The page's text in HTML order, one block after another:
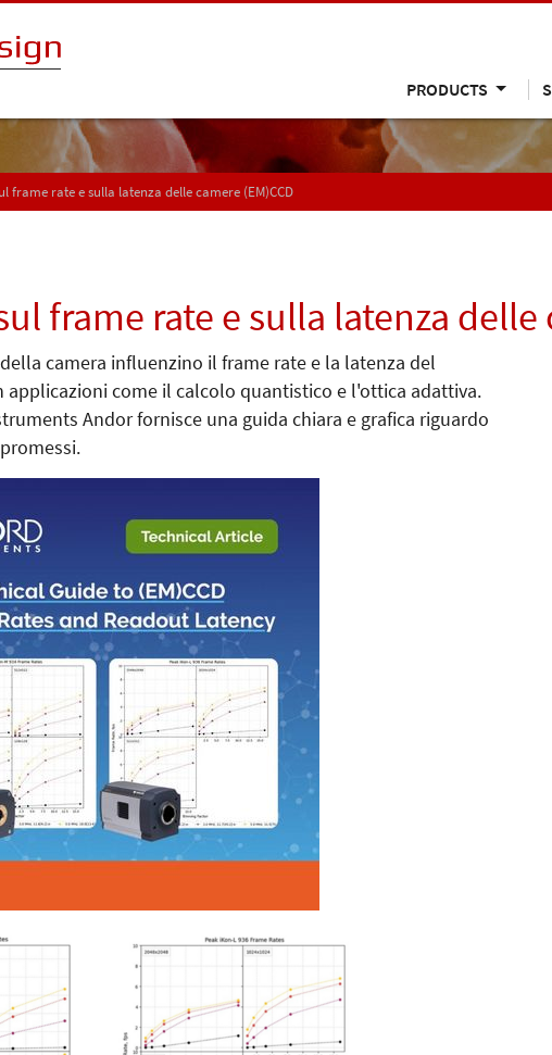
PRODUCTS
frame rate e sulla latenza delle camere (EM)CCD
frame rate e sulla latenza delle
camera influenzino il frame rate e la latenza del
come il calcolo quantistico e l'ottica adattiva.
Andor fornisce una guida chiara e grafica riguardo